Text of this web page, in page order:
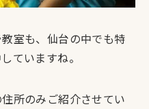
室も、仙台の中でも特
ていますね。
所のみご紹介させてい